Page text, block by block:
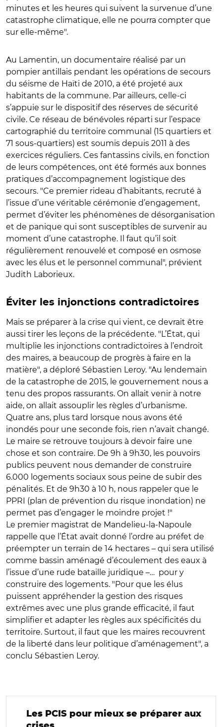
minutes et les heures qui suivent la survenue d’une
catastrophe climatique, elle ne pourra compter que
sur elle-même".
Au Lamentin, un documentaire réalisé par un
pompier antillais pendant les opérations de secours
du séisme de Haïti de 2010, a été projeté aux
habitants de la commune. Par ailleurs, celle-ci
s’appuie sur le dispositif des réserves de sécurité
civile. Ce réseau de bénévoles réparti sur l’espace
cartographié du territoire communal (15 quartiers et
71 sous-quartiers) est soumis depuis 2011 à des
exercices réguliers. Ces fantassins civils, en fonction
de leurs compétences, ont été formés aux bonnes
pratiques d’accompagnement logistique des
secours. "Ce premier rideau d’habitants, recruté à
l’issue d’une véritable cérémonie d’engagement,
permet d’éviter les phénomènes de désorganisation
et de panique qui sont susceptibles de survenir au
moment d’une catastrophe. Il faut qu’il soit
régulièrement renouvelé et composé en osmose
avec les élus et le personnel communal", prévient
Judith Laborieux.
Éviter les injonctions contradictoires
Mais se préparer à la crise qui vient, ce devrait être
aussi tirer les leçons de la précédente. "L’État, qui
multiplie les injonctions contradictoires à l’endroit
des maires, a beaucoup de progrès à faire en la
matière", a déploré Sébastien Leroy. "Au lendemain
de la catastrophe de 2015, le gouvernement nous a
tenu des propos rassurants. On allait venir à notre
aide, on allait assouplir les règles d’urbanisme.
Quatre ans, plus tard lorsque nous avons été
inondés pour une seconde fois, rien n’avait changé.
Le maire se retrouve toujours à devoir faire une
chose et son contraire. De 9h à 9h30, les pouvoirs
publics peuvent nous demander de construire
6.000 logements sociaux sous peine de subir des
pénalités. Et de 9h30 à 10 h, nous rappeler que le
PPRI (plan de prévention du risque inondation) ne
permet pas d’engager le moindre projet !"
Le premier magistrat de Mandelieu-la-Napoule
rappelle que l’État avait donné l’ordre au préfet de
préempter un terrain de 14 hectares – qui sera utilisé
comme bassin aménagé d’écoulement des eaux à
l’issue d’une rude bataille juridique –… pour y
construire des logements. "Pour que les élus
puissent appréhender la gestion des risques
extrêmes avec une plus grande efficacité, il faut
simplifier et adapter les règles aux spécificités du
territoire. Surtout, il faut que les maires recouvrent
de la liberté dans leur politique d’aménagement", a
conclu Sébastien Leroy.
Les PCIS pour mieux se préparer aux